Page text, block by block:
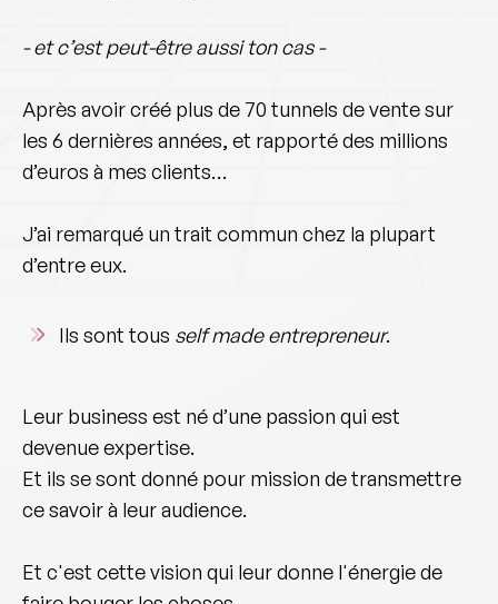
- et c’est peut-être aussi ton cas -
Après avoir créé plus de 70 tunnels de vente sur
les 6 dernières années, et rapporté des millions
d’euros à mes clients…
J’ai remarqué un trait commun chez la plupart
d’entre eux.
Ils sont tous self made entrepreneur.
Leur business est né d’une passion qui est
devenueexpertise.
Et ils se sont donné pour mission detransmettre
ce savoir à leur audience.
Et c'est cette vision qui leur donne l'énergie de